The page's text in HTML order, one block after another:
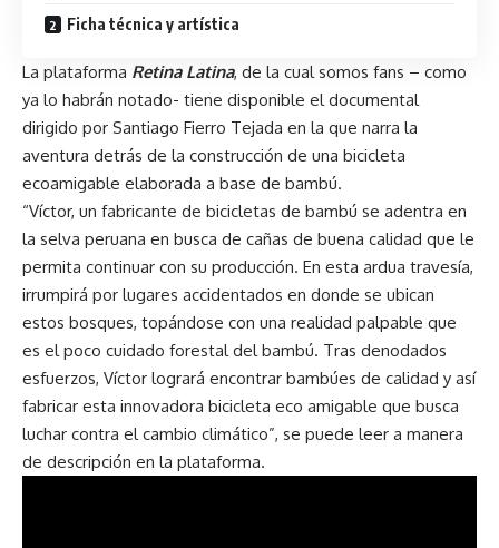
Ficha técnica y artística
La plataforma Retina Latina, de la cual somos fans – como
ya lo habrán notado- tiene disponible el documental
dirigido por Santiago Fierro Tejada en la que narra la
aventura detrás de la construcción de una bicicleta
ecoamigable elaborada a base de bambú.
“Víctor, un fabricante de bicicletas de bambú se adentra en
la selva peruana en busca de cañas de buena calidad que le
permita continuar con su producción. En esta ardua travesía,
irrumpirá por lugares accidentados en donde se ubican
estos bosques, topándose con una realidad palpable que
es el poco cuidado forestal del bambú. Tras denodados
esfuerzos, Víctor logrará encontrar bambúes de calidad y así
fabricar esta innovadora bicicleta eco amigable que busca
luchar contra el cambio climático”, se puede leer a manera
de descripción en la plataforma.